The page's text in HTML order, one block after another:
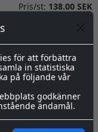
för att förbättra
in statistiska
på följande vår
godkänner
ändamål.
Pris/st: 138.00 SEK